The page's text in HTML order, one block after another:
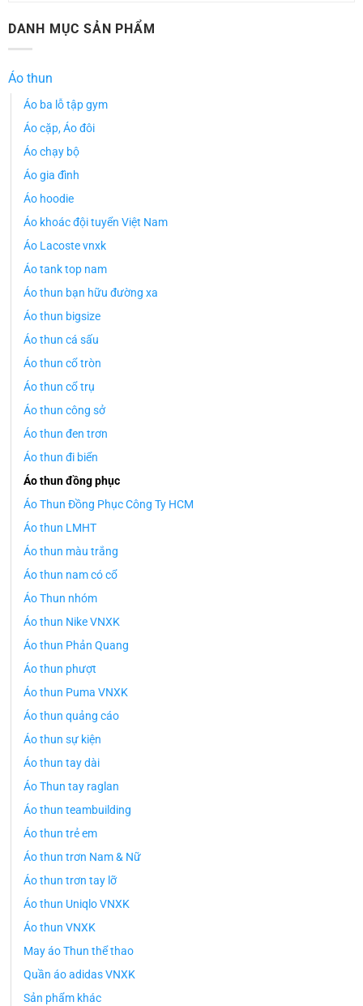
DANH MỤC SẢN PHẨM
Áo thun
Áo ba lỗ tập gym
Áo cặp, Áo đôi
Áo chạy bộ
Áo gia đình
Áo hoodie
Áo khoác đội tuyển Việt Nam
Áo Lacoste vnxk
Áo tank top nam
Áo thun bạn hữu đường xa
Áo thun bigsize
Áo thun cá sấu
Áo thun cổ tròn
Áo thun cổ trụ
Áo thun công sở
Áo thun đen trơn
Áo thun đi biển
Áo thun đồng phục
Áo Thun Đồng Phục Công Ty HCM
Áo thun LMHT
Áo thun màu trắng
Áo thun nam có cổ
Áo Thun nhóm
Áo thun Nike VNXK
Áo thun Phản Quang
Áo thun phượt
Áo thun Puma VNXK
Áo thun quảng cáo
Áo thun sự kiện
Áo thun tay dài
Áo Thun tay raglan
Áo thun teambuilding
Áo thun trẻ em
Áo thun trơn Nam & Nữ
Áo thun trơn tay lỡ
Áo thun Uniqlo VNXK
Áo thun VNXK
May áo Thun thể thao
Quần áo adidas VNXK
Sản phẩm khác